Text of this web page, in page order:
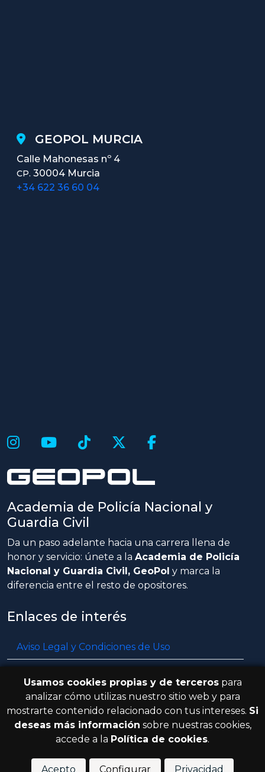
GEOPOL MURCIA
Calle Mahonesas nº 4
CP. 30004 Murcia
+34 622 36 60 04
Academia de Policía Nacional y
Guardia Civil
Da un paso adelante hacia una carrera llena de
honor y servicio: únete a la Academia de Policía
Nacional y Guardia Civil, GeoPol y marca la
diferencia entre el resto de opositores.
Enlaces de interés
Aviso Legal y Condiciones de Uso
Política de cookies
Resolución de litigios en línea
reservados.
Usamos cookies propias y de tercerospara
analizar cómo utilizas nuestro sitio web y para
mostrarte contenido relacionado con tus intereses. Si
deseas más información sobre nuestras cookies,
accede a la Política de cookies.
Acepto Configurar Privacidad